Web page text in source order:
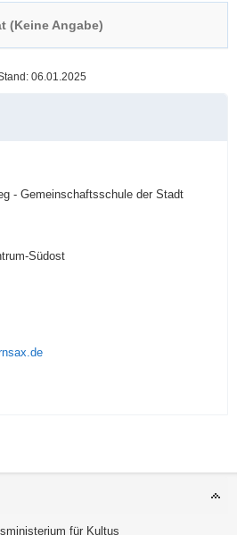
(Keine Angabe)
06.01.2025
- Gemeinschaftsschule der Stadt
Südost
für Kultus